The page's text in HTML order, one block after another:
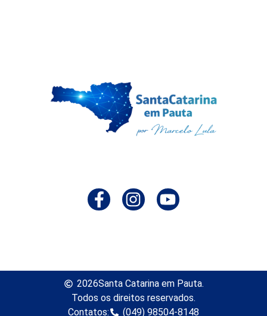
2026Santa Catarina em Pauta.
Todos os direitos reservados.
Contatos:
(049) 98504-8148